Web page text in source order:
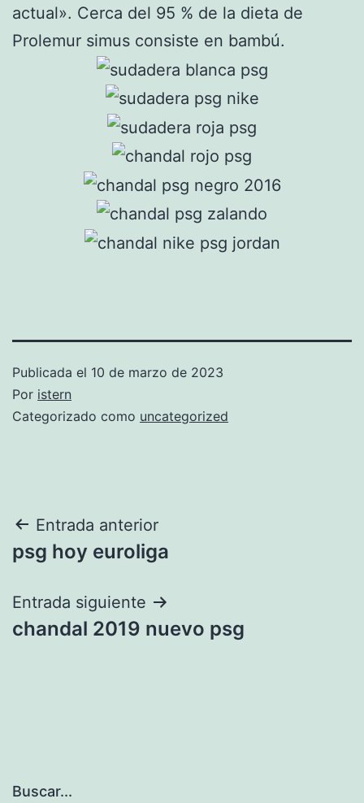
actual». Cerca del 95 % de la dieta de
Prolemur simus consiste en bambú.
Publicada el 10 de marzo de 2023
Por istern
Categorizado como uncategorized
Navegación
de
entradas
Entrada anterior
psg hoy euroliga
Entrada siguiente
chandal 2019 nuevo psg
Buscar...